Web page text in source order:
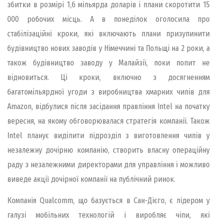
збитки в розмірі 1,6 мільярда доларів і плани скоротити 15
000 робочих місць. А в понеділок оголосила про
стабілізаційні кроки, які включають плани призупинити
будівництво нових заводів у Німеччині та Польщі на 2 роки, а
також будівництво заводу у Малайзії, поки попит не
відновиться. Ці кроки, включно з досягненням
багатомільярдної угоди з виробництва хмарних чипів для
Amazon, відбулися після засідання правління Intel на початку
вересня, на якому обговорювалася стратегія компанії. Також
Intel планує виділити підрозділ з виготовлення чипів у
незалежну дочірню компанію, створить власну операційну
раду з незалежними директорами для управління і можливо
виведе акції дочірної компанії на публічний ринок.
Компанія Qualcomm, що базується в Сан-Дієго, є лідером у
галузі мобільних технологій і виробляє чіпи, які